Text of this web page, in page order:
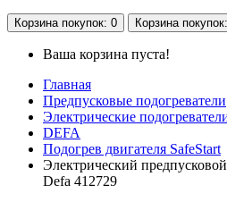
Корзина покупок: 0 Корзина покупок
Ваша корзина пуста!
Главная
Предпусковые подогреватели
Электрические
DEFA
Подогрев двигателя SafeStart
Электрический
Defa 412729